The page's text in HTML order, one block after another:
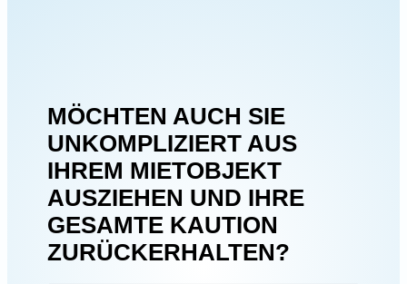
MÖCHTEN AUCH SIE
UNKOMPLIZIERT AUS
IHREM MIETOBJEKT
AUSZIEHEN UND IHRE
GESAMTE KAUTION
ZURÜCKERHALTEN?